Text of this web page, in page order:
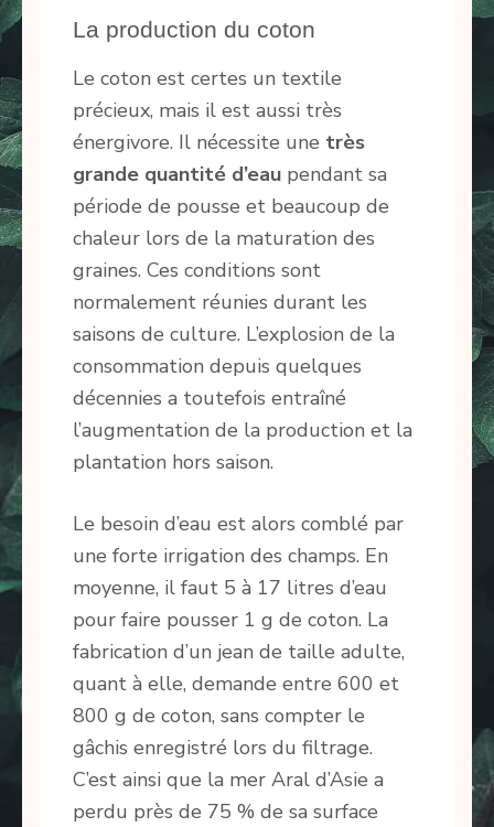
La production du coton
Le coton est certes un textile
précieux, mais il est aussi très
énergivore. Il nécessite une très
grande quantité d’eau pendant sa
période de pousse et beaucoup de
chaleur lors de la maturation des
graines. Ces conditions sont
normalement réunies durant les
saisons de culture. L’explosion de la
consommation depuis quelques
décennies a toutefois entraîné
l’augmentation de la production et la
plantation hors saison.
Le besoin d’eau est alors comblé par
une forte irrigation des champs. En
moyenne, il faut 5 à 17 litres d’eau
pour faire pousser 1 g de coton. La
fabrication d’un jean de taille adulte,
quant à elle, demande entre 600 et
800 g de coton, sans compter le
gâchis enregistré lors du filtrage.
C’est ainsi que la mer Aral d’Asie a
perdu près de 75 % de sa surface